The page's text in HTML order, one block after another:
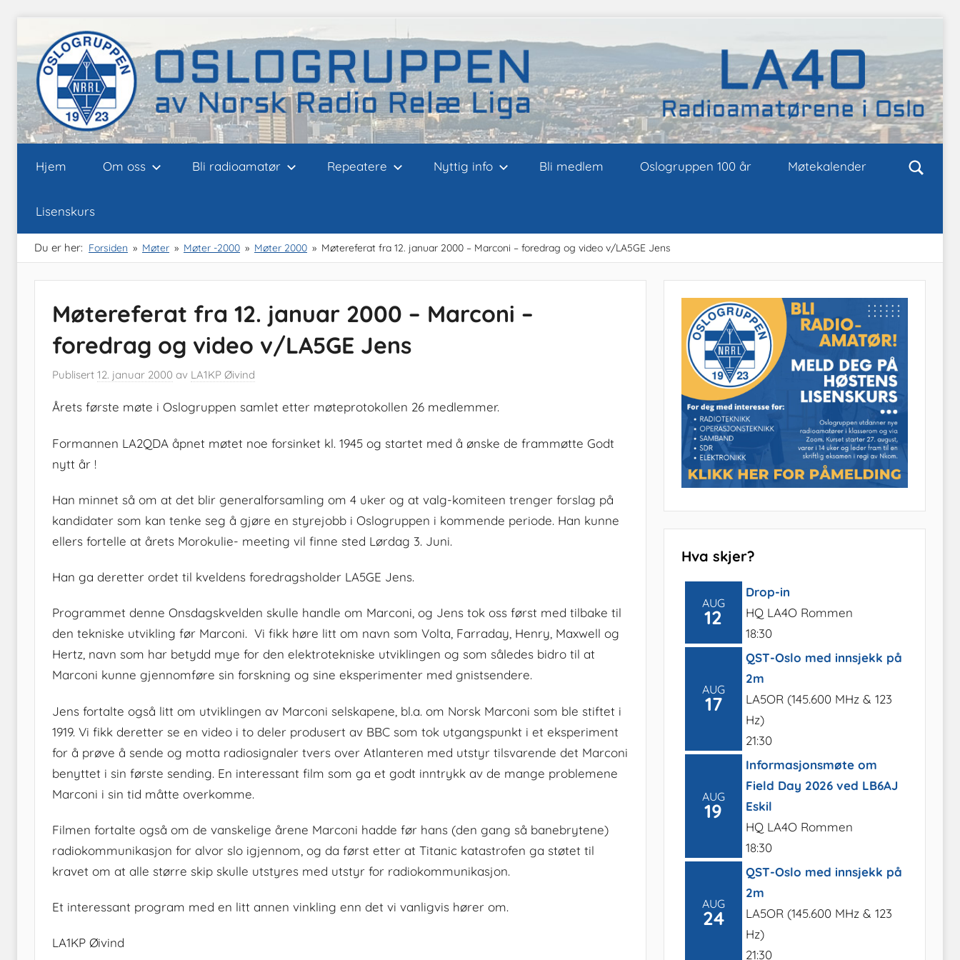
to
content
Oslogruppen
av
NRRL
Hjem Om oss Bli radioamatør Repeatere Nyttig info Bli medlem Oslogruppen 100 år Møtekalender
Lisenskurs
Du er her: Forsiden Møter Møter -2000 Møter 2000 Møtereferat fra 12. januar 2000 – Marconi – foredrag og video v/LA5GE Jens
Møtereferat fra 12. januar 2000 – Marconi –
foredrag og video v/LA5GE Jens
Publisert 12. januar 2000 av LA1KP Øivind
Årets første møte i Oslogruppen samlet etter møteprotokollen 26 medlemmer.
Formannen LA2QDA åpnet møtet noe forsinket kl. 1945 og startet med å ønske de frammøtte Godt
nytt år !
Han minnet så om at det blir generalforsamling om 4 uker og at valg-komiteen trenger forslag på
kandidater som kan tenke seg å gjøre en styrejobb i Oslogruppen i kommende periode. Han kunne
ellers fortelle at årets Morokulie- meeting vil finne sted Lørdag 3. Juni.
Han ga deretter ordet til kveldens foredragsholder LA5GE Jens.
Programmet denne Onsdagskvelden skulle handle om Marconi, og Jens tok oss først med tilbake til
den tekniske utvikling før Marconi. Vi fikk høre litt om navn som Volta, Farraday, Henry, Maxwell og
Hertz, navn som har betydd mye for den elektrotekniske utviklingen og som således bidro til at
Marconi kunne gjennomføre sin forskning og sine eksperimenter med gnistsendere.
Jens fortalte også litt om utviklingen av Marconi selskapene, bl.a. om Norsk Marconi som ble stiftet i
1919. Vi fikk deretter se en video i to deler produsert av BBC som tok utgangspunkt i et eksperiment
for å prøve å sende og motta radiosignaler tvers over Atlanteren med utstyr tilsvarende det Marconi
benyttet i sin første sending. En interessant film som ga et godt inntrykk av de mange problemene
Marconi i sin tid måtte overkomme.
Filmen fortalte også om de vanskelige årene Marconi hadde før hans (den gang så banebrytene)
radiokommunikasjon for alvor slo igjennom, og da først etter at Titanic katastrofen ga støtet til
kravet om at alle større skip skulle utstyres med utstyr for radiokommunikasjon.
Et interessant program med en litt annen vinkling enn det vi vanligvis hører om.
LA1KP Øivind
Hva skjer?
AUG
12
Drop-in
HQ LA4O Rommen
18:30
AUG
17
QST-Oslo med innsjekk på
2m
LA5OR (145.600 MHz & 123
Hz)
21:30
AUG
19
Informasjonsmøte om
Field Day 2026 ved LB6AJ
Eskil
HQ LA4O Rommen
18:30
AUG
24
QST-Oslo med innsjekk på
2m
LA5OR (145.600 MHz & 123
Hz)
21:30